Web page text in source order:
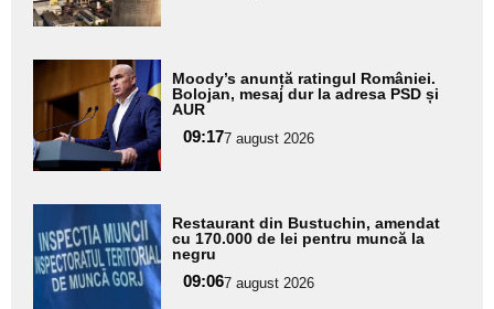
subtitlu
Adaugă
aici textul
pentru
subtitlu
Moody’s anunță ratingul României.
Bolojan, mesaj dur la adresa PSD și
AUR
09:177 august 2026
Adaugă
aici textul
pentru
subtitlu
Restaurant din Bustuchin, amendat
cu 170.000 de lei pentru muncă la
negru
09:067 august 2026